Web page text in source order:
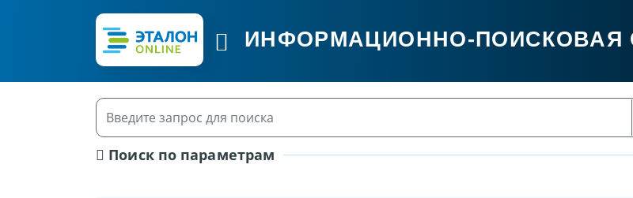
ИНФОРМАЦИОННО-ПОИСКОВАЯ
Поиск по параметрам